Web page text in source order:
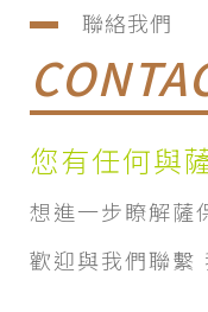
聯絡我們
您有任何與
想進一步瞭解薩
歡迎與我們聯繫